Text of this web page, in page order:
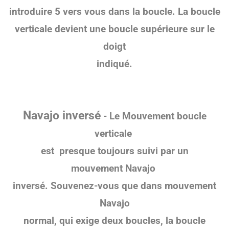
introduire 5 vers vous dans la boucle. La boucle
verticale devient une boucle supérieure sur le
doigt
indiqué.
Navajo inversé- Le Mouvement boucle
verticale
est presque toujours suivi par un
mouvement Navajo
inversé. Souvenez-vous que dans mouvement
Navajo
normal, qui exige deux boucles, la boucle